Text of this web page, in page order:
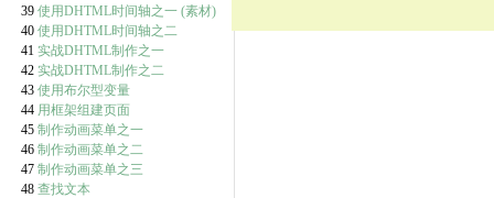
39 使用DHTML时间轴之一 (素材)
40 使用DHTML时间轴之二
41 实战DHTML制作之一
42 实战DHTML制作之二
43 使用布尔型变量
44 用框架组建页面
45 制作动画菜单之一
46 制作动画菜单之二
47 制作动画菜单之三
48 查找文本